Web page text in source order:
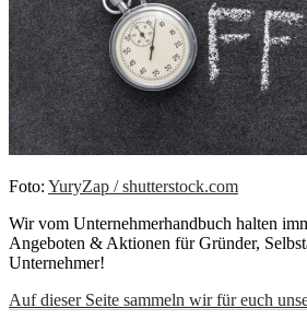
Foto: YuryZap / shutterstock.com
Wir vom Unternehmerhandbuch halten
Angeboten & Aktionen für Gründer,
Unternehmer!
Auf dieser Seite sammeln wir für euch